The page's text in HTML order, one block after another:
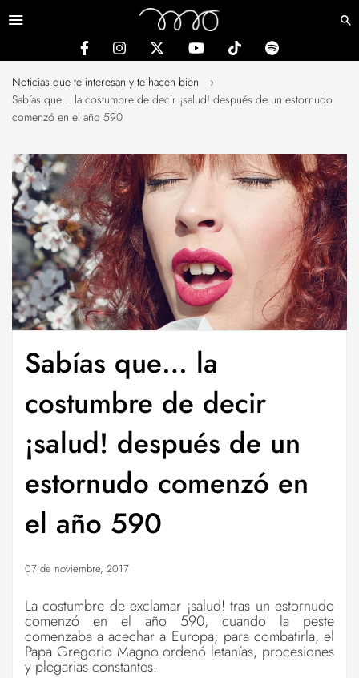
Noticias que te interesan y te hacen bien
›
Sabías que… la costumbre de decir ¡salud! después de un estornudo
comenzó en el año 590
Sabías que… la
costumbre de decir
¡salud! después de un
estornudo comenzó en
el año 590
07 de noviembre, 2017
La costumbre de exclamar ¡salud! tras un estornudo
comenzó en el año 590, cuando la peste
comenzaba a acechar a Europa; para combatirla, el
Papa Gregorio Magno ordenó letanías, procesiones
y plegarias constantes.